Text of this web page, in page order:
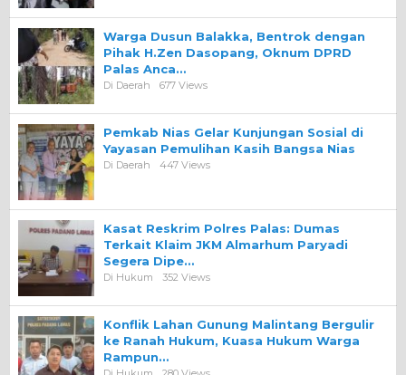
Warga Dusun Balakka, Bentrok dengan
Pihak H.Zen Dasopang, Oknum DPRD
Palas Anca…
Di Daerah 677 Views
Pemkab Nias Gelar Kunjungan Sosial di
Yayasan Pemulihan Kasih Bangsa Nias
Di Daerah 447 Views
Kasat Reskrim Polres Palas: Dumas
Terkait Klaim JKM Almarhum Paryadi
Segera Dipe…
Di Hukum 352 Views
Konflik Lahan Gunung Malintang Bergulir
ke Ranah Hukum, Kuasa Hukum Warga
Rampun…